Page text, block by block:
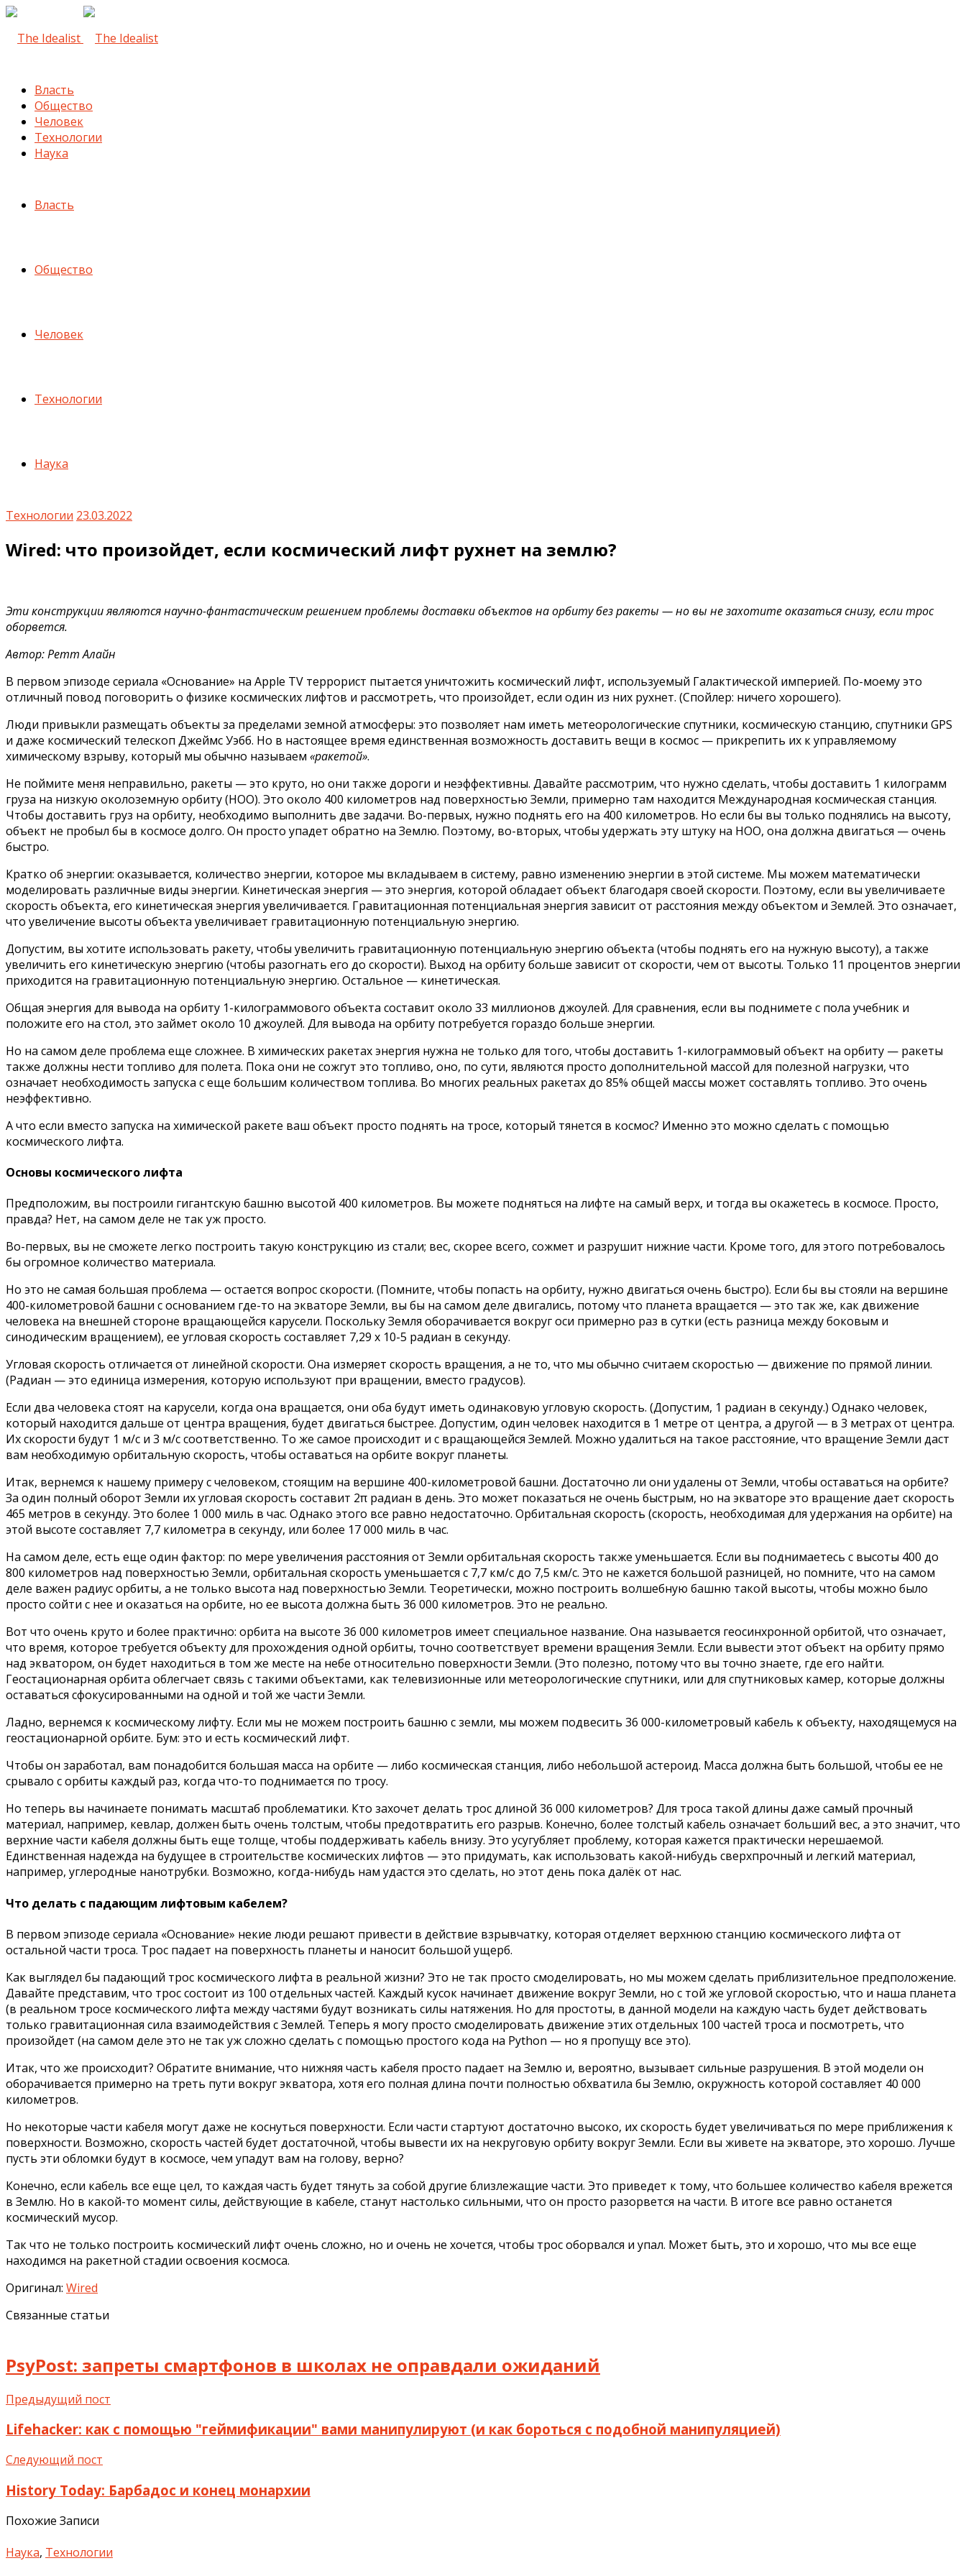
Власть
Общество
Человек
Технологии
Наука
Власть
Общество
Человек
Технологии
Наука
Технологии 23.03.2022
Wired: что произойдет, если космический лифт рухнет на землю?
Эти конструкции являются научно-фантастическим решением проблемы доставки объектов на орбиту без ракеты — но вы не захотите оказаться снизу, если трос
оборвется.
Автор: Ретт Алайн
В первом эпизоде сериала «Основание» на Apple TV террорист пытается уничтожить космический лифт, используемый Галактической империей. По-моему это
отличный повод поговорить о физике космических лифтов и рассмотреть, что произойдет, если один из них рухнет. (Спойлер: ничего хорошего).
Люди привыкли размещать объекты за пределами земной атмосферы: это позволяет нам иметь метеорологические спутники, космическую станцию, спутники GPS
и даже космический телескоп Джеймс Уэбб. Но в настоящее время единственная возможность доставить вещи в космос — прикрепить их к управляемому
химическому взрыву, который мы обычно называем «ракетой».
Не поймите меня неправильно, ракеты — это круто, но они также дороги и неэффективны. Давайте рассмотрим, что нужно сделать, чтобы доставить 1 килограмм
груза на низкую околоземную орбиту (НОО). Это около 400 километров над поверхностью Земли, примерно там находится Международная космическая станция.
Чтобы доставить груз на орбиту, необходимо выполнить две задачи. Во-первых, нужно поднять его на 400 километров. Но если бы вы только поднялись на высоту,
объект не пробыл бы в космосе долго. Он просто упадет обратно на Землю. Поэтому, во-вторых, чтобы удержать эту штуку на НОО, она должна двигаться — очень
быстро.
Кратко об энергии: оказывается, количество энергии, которое мы вкладываем в систему, равно изменению энергии в этой системе. Мы можем математически
моделировать различные виды энергии. Кинетическая энергия — это энергия, которой обладает объект благодаря своей скорости. Поэтому, если вы увеличиваете
скорость объекта, его кинетическая энергия увеличивается. Гравитационная потенциальная энергия зависит от расстояния между объектом и Землей. Это означает,
что увеличение высоты объекта увеличивает гравитационную потенциальную энергию.
Допустим, вы хотите использовать ракету, чтобы увеличить гравитационную потенциальную энергию объекта (чтобы поднять его на нужную высоту), а также
увеличить его кинетическую энергию (чтобы разогнать его до скорости). Выход на орбиту больше зависит от скорости, чем от высоты. Только 11 процентов энергии
приходится на гравитационную потенциальную энергию. Остальное — кинетическая.
Общая энергия для вывода на орбиту 1-килограммового объекта составит около 33 миллионов джоулей. Для сравнения, если вы поднимете с пола учебник и
положите его на стол, это займет около 10 джоулей. Для вывода на орбиту потребуется гораздо больше энергии.
Но на самом деле проблема еще сложнее. В химических ракетах энергия нужна не только для того, чтобы доставить 1-килограммовый объект на орбиту — ракеты
также должны нести топливо для полета. Пока они не сожгут это топливо, оно, по сути, являются просто дополнительной массой для полезной нагрузки, что
означает необходимость запуска с еще большим количеством топлива. Во многих реальных ракетах до 85% общей массы может составлять топливо. Это очень
неэффективно.
А что если вместо запуска на химической ракете ваш объект просто поднять на тросе, который тянется в космос? Именно это можно сделать с помощью
космического лифта.
Основы космического лифта
Предположим, вы построили гигантскую башню высотой 400 километров. Вы можете подняться на лифте на самый верх, и тогда вы окажетесь в космосе. Просто,
правда? Нет, на самом деле не так уж просто.
Во-первых, вы не сможете легко построить такую конструкцию из стали; вес, скорее всего, сожмет и разрушит нижние части. Кроме того, для этого потребовалось
бы огромное количество материала.
Но это не самая большая проблема — остается вопрос скорости. (Помните, чтобы попасть на орбиту, нужно двигаться очень быстро). Если бы вы стояли на вершине
400-километровой башни с основанием где-то на экваторе Земли, вы бы на самом деле двигались, потому что планета вращается — это так же, как движение
человека на внешней стороне вращающейся карусели. Поскольку Земля оборачивается вокруг оси примерно раз в сутки (есть разница между боковым и
синодическим вращением), ее угловая скорость составляет 7,29 x 10-5 радиан в секунду.
Угловая скорость отличается от линейной скорости. Она измеряет скорость вращения, а не то, что мы обычно считаем скоростью — движение по прямой линии.
(Радиан — это единица измерения, которую используют при вращении, вместо градусов).
Если два человека стоят на карусели, когда она вращается, они оба будут иметь одинаковую угловую скорость. (Допустим, 1 радиан в секунду.) Однако человек,
который находится дальше от центра вращения, будет двигаться быстрее. Допустим, один человек находится в 1 метре от центра, а другой — в 3 метрах от центра.
Их скорости будут 1 м/с и 3 м/с соответственно. То же самое происходит и с вращающейся Землей. Можно удалиться на такое расстояние, что вращение Земли даст
вам необходимую орбитальную скорость, чтобы оставаться на орбите вокруг планеты.
Итак, вернемся к нашему примеру с человеком, стоящим на вершине 400-километровой башни. Достаточно ли они удалены от Земли, чтобы оставаться на орбите?
За один полный оборот Земли их угловая скорость составит 2π радиан в день. Это может показаться не очень быстрым, но на экваторе это вращение дает скорость
465 метров в секунду. Это более 1 000 миль в час. Однако этого все равно недостаточно. Орбитальная скорость (скорость, необходимая для удержания на орбите) на
этой высоте составляет 7,7 километра в секунду, или более 17 000 миль в час.
На самом деле, есть еще один фактор: по мере увеличения расстояния от Земли орбитальная скорость также уменьшается. Если вы поднимаетесь с высоты 400 до
800 километров над поверхностью Земли, орбитальная скорость уменьшается с 7,7 км/с до 7,5 км/с. Это не кажется большой разницей, но помните, что на самом
деле важен радиус орбиты, а не только высота над поверхностью Земли. Теоретически, можно построить волшебную башню такой высоты, чтобы можно было
просто сойти с нее и оказаться на орбите, но ее высота должна быть 36 000 километров. Это не реально.
Вот что очень круто и более практично: орбита на высоте 36 000 километров имеет специальное название. Она называется геосинхронной орбитой, что означает,
что время, которое требуется объекту для прохождения одной орбиты, точно соответствует времени вращения Земли. Если вывести этот объект на орбиту прямо
над экватором, он будет находиться в том же месте на небе относительно поверхности Земли. (Это полезно, потому что вы точно знаете, где его найти.
Геостационарная орбита облегчает связь с такими объектами, как телевизионные или метеорологические спутники, или для спутниковых камер, которые должны
оставаться сфокусированными на одной и той же части Земли.
Ладно, вернемся к космическому лифту. Если мы не можем построить башню с земли, мы можем подвесить 36 000-километровый кабель к объекту, находящемуся на
геостационарной орбите. Бум: это и есть космический лифт.
Чтобы он заработал, вам понадобится большая масса на орбите — либо космическая станция, либо небольшой астероид. Масса должна быть большой, чтобы ее не
срывало с орбиты каждый раз, когда что-то поднимается по тросу.
Но теперь вы начинаете понимать масштаб проблематики. Кто захочет делать трос длиной 36 000 километров? Для троса такой длины даже самый прочный
материал, например, кевлар, должен быть очень толстым, чтобы предотвратить его разрыв. Конечно, более толстый кабель означает больший вес, а это значит, что
верхние части кабеля должны быть еще толще, чтобы поддерживать кабель внизу. Это усугубляет проблему, которая кажется практически нерешаемой.
Единственная надежда на будущее в строительстве космических лифтов — это придумать, как использовать какой-нибудь сверхпрочный и легкий материал,
например, углеродные нанотрубки. Возможно, когда-нибудь нам удастся это сделать, но этот день пока далёк от нас.
Что делать с падающим лифтовым кабелем?
В первом эпизоде сериала «Основание» некие люди решают привести в действие взрывчатку, которая отделяет верхнюю станцию космического лифта от
остальной части троса. Трос падает на поверхность планеты и наносит большой ущерб.
Как выглядел бы падающий трос космического лифта в реальной жизни? Это не так просто смоделировать, но мы можем сделать приблизительное предположение.
Давайте представим, что трос состоит из 100 отдельных частей. Каждый кусок начинает движение вокруг Земли, но с той же угловой скоростью, что и наша планета
(в реальном тросе космического лифта между частями будут возникать силы натяжения. Но для простоты, в данной модели на каждую часть будет действовать
только гравитационная сила взаимодействия с Землей. Теперь я могу просто смоделировать движение этих отдельных 100 частей троса и посмотреть, что
произойдет (на самом деле это не так уж сложно сделать с помощью простого кода на Python — но я пропущу все это).
Итак, что же происходит? Обратите внимание, что нижняя часть кабеля просто падает на Землю и, вероятно, вызывает сильные разрушения. В этой модели он
оборачивается примерно на треть пути вокруг экватора, хотя его полная длина почти полностью обхватила бы Землю, окружность которой составляет 40 000
километров.
Но некоторые части кабеля могут даже не коснуться поверхности. Если части стартуют достаточно высоко, их скорость будет увеличиваться по мере приближения к
поверхности. Возможно, скорость частей будет достаточной, чтобы вывести их на некруговую орбиту вокруг Земли. Если вы живете на экваторе, это хорошо. Лучше
пусть эти обломки будут в космосе, чем упадут вам на голову, верно?
Конечно, если кабель все еще цел, то каждая часть будет тянуть за собой другие близлежащие части. Это приведет к тому, что большее количество кабеля врежется
в Землю. Но в какой-то момент силы, действующие в кабеле, станут настолько сильными, что он просто разорвется на части. В итоге все равно останется
космический мусор.
Так что не только построить космический лифт очень сложно, но и очень не хочется, чтобы трос оборвался и упал. Может быть, это и хорошо, что мы все еще
находимся на ракетной стадии освоения космоса.
Оригинал: Wired
Связанные статьи
PsyPost: запреты смартфонов в школах не оправдали ожиданий
Предыдущий пост
Lifehacker: как с помощью "геймификации" вами манипулируют (и как бороться с подобной манипуляцией)
Следующий пост
History Today: Барбадос и конец монархии
Похожие Записи
Наука, Технологии